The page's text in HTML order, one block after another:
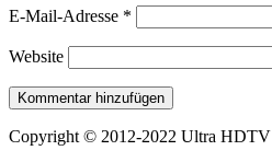
E-Mail-Adresse *
Website
Copyright © 2012-2022 Ultra HDTV